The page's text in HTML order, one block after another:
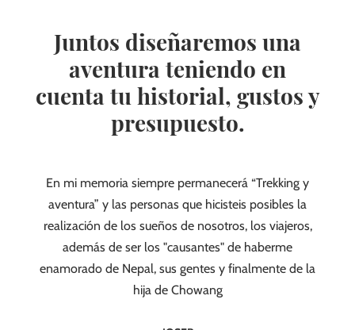
Juntos diseñaremos una
aventura teniendo en
cuenta tu historial, gustos y
presupuesto.
En mi memoria siempre permanecerá “Trekking y
aventura” y las personas que hicisteis posibles la
realización de los sueños de nosotros, los viajeros,
además de ser los "causantes" de haberme
enamorado de Nepal, sus gentes y finalmente de la
hija de Chowang